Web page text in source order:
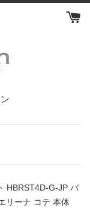
HBRST4D-G-JP バ
リーナ コテ 本体